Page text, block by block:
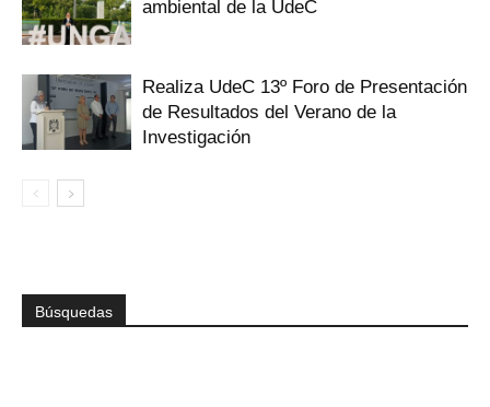
ambiental de la UdeC
Realiza UdeC 13º Foro de Presentación
de Resultados del Verano de la
Investigación
Búsquedas